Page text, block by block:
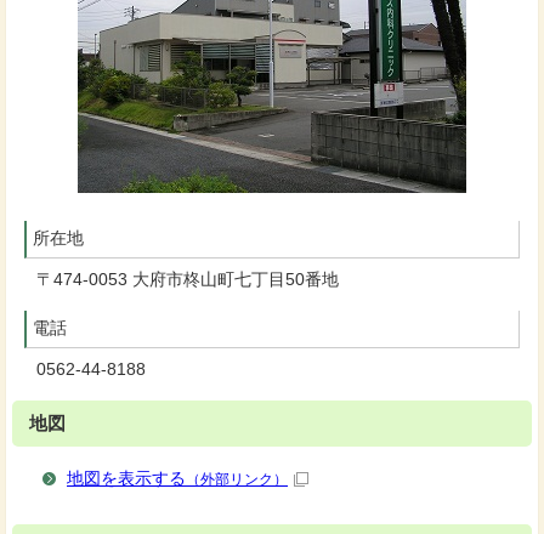
所在地
〒474-0053 大府市柊山町七丁目50番地
電話
0562-44-8188
地図
地図を表示する （外部リンク）